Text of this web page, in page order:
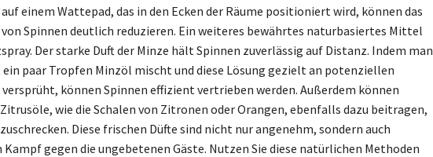
einem Wattepad, das in den Ecken der Räume positioniert wird, können das
Spinnen deutlich reduzieren. Ein weiteres bewährtes naturbasiertes Mittel
Der starke Duft der Minze hält Spinnen zuverlässig auf Distanz. Indem man
ein paar Tropfen Minzöl mischt und diese Lösung gezielt an potenziellen
versprüht, können Spinnen effizient vertrieben werden. Außerdem können
wie die Schalen von Zitronen oder Orangen, ebenfalls dazu beitragen,
Diese frischen Düfte sind nicht nur angenehm, sondern auch
gegen die ungebetenen Gäste. Nutzen Sie diese natürlichen Methoden